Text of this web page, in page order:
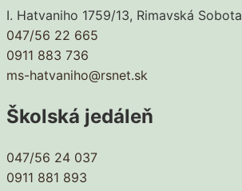
I. Hatvaniho 1759/13, Rimavská Sobota
047/56 22 665
0911 883 736
ms-hatvaniho@rsnet.sk
Školská jedáleň
047/56 24 037
0911 881 893